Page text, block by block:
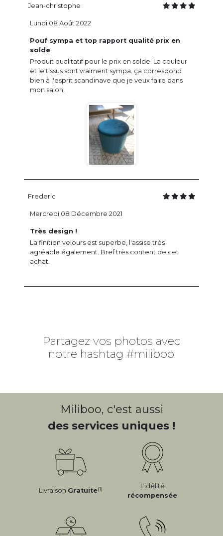
Jean-christophe
Pouf sympa et top rapport qualité prix en
solde
Produit qualitatif pour le prix en solde. La couleur
et le tissus sont vraiment sympa. ça correspond
bien à l'esprit scandinave que je veux faire dans
mon salon.
Lundi 08 Août 2022
Frederic
Très design !
La finition velours est superbe, l'assise très
agréable également. Bref très content de cet
achat.
Mercredi 08 Décembre 2021
Partagez vos photos avec
notre hashtag #miliboo
Miliboo, c'est aussi
des services uniques !
Livraison Gratuite(1)
Fidélité
récompensée